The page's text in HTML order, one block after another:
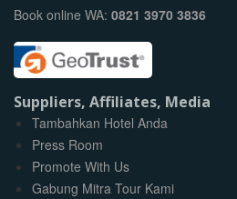
Book online WA: 0821 3970 3836
Suppliers, Affiliates, Media
Tambahkan Hotel Anda
Press Room
Promote With Us
Gabung Mitra Tour Kami